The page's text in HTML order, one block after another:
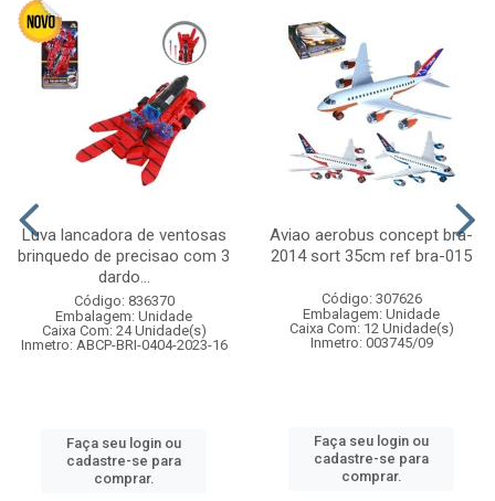
Luva lancadora de ventosas
brinquedo de precisao com 3
dardo...
Código: 836370
Embalagem: Unidade
Caixa Com: 24 Unidade(s)
Inmetro: ABCP-BRI-0404-2023-16
Faça seu login ou
cadastre-se para
comprar.
Aviao aerobus concept bra-
2014 sort 35cm ref bra-015
Código: 307626
Embalagem: Unidade
Caixa Com: 12 Unidade(s)
Inmetro: 003745/09
Faça seu login ou
cadastre-se para
comprar.